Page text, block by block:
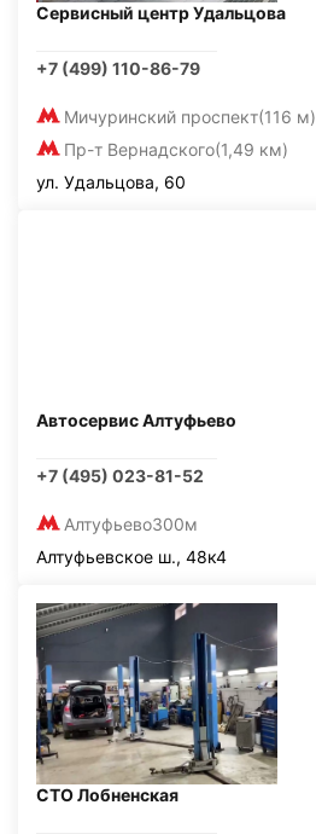
Сервисный центр Удальцова
+7 (499) 110-86-79
Мичуринский проспект(116 м)
Пр-т Вернадского(1,49 км)
ул. Удальцова, 60
Автосервис Алтуфьево
+7 (495) 023-81-52
Алтуфьево300м
Алтуфьевское ш., 48к4
СТО Лобненская